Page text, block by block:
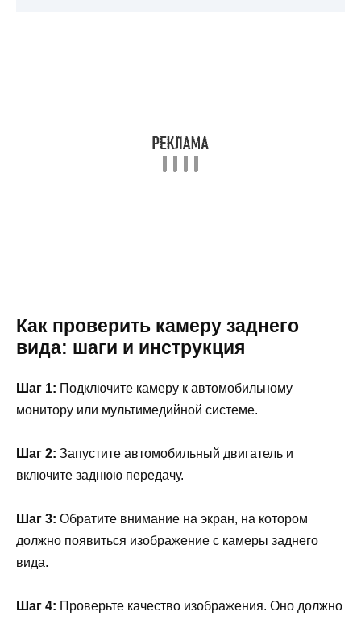
Как проверить камеру заднего
вида: шаги и инструкция
Шаг 1: Подключите камеру к автомобильному
монитору или мультимедийной системе.
Шаг 2: Запустите автомобильный двигатель и
включите заднюю передачу.
Шаг 3: Обратите внимание на экран, на котором
должно появиться изображение с камеры заднего
вида.
Шаг 4: Проверьте качество изображения. Оно должно